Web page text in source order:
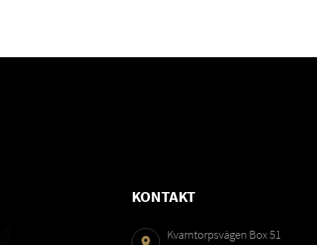
KONTAKT
Kvarntorpsvägen Box 51